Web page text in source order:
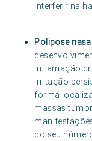
interferir na
Polipose nasal
inflamação
irritação
forma
massas
do seu